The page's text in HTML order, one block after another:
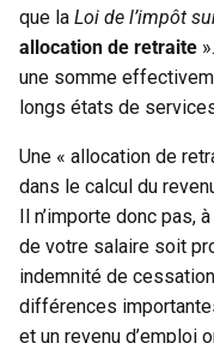
que la Loi de l’impôt
allocation de retraite
une somme
longs états de
Une « allocation de
dans le calcul du
Il n’importe donc pas,
de votre salaire soit
indemnité de
différences
et un revenu d’emploi